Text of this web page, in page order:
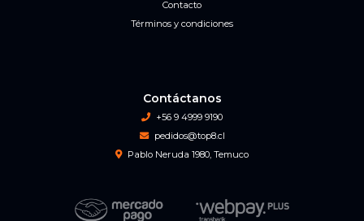
Contacto
Términos y condiciones
Contáctanos
+56 9 4999 9190
pedidos@top8.cl
Pablo Neruda 1980, Temuco